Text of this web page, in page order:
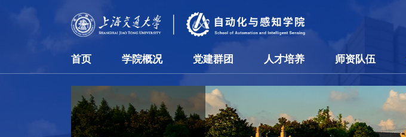
首页 学院概况 党建群团 人才培养 师资队伍